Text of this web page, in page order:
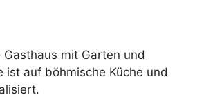
Gasthaus mit Garten und
ist auf böhmische Küche und